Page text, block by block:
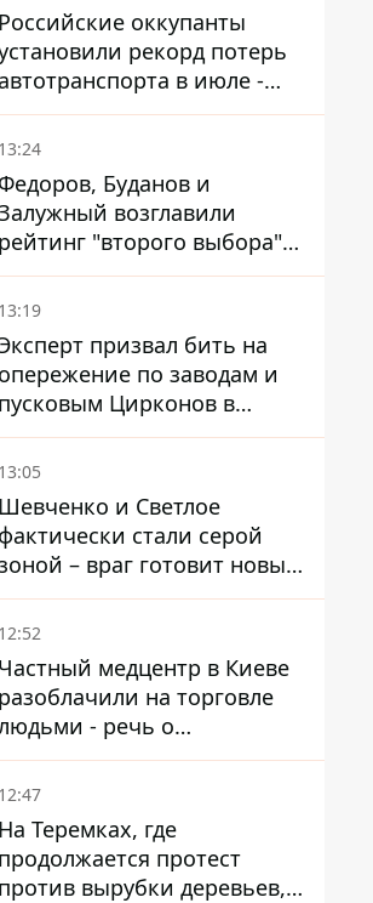
Российские оккупанты
рекорд потерь
в июле -
14 тысяч единиц
13:24
Федоров, Буданов и
возглавили
рейтинг "второго выбора"
- опрос показал
альтернативные симпатии
13:19
призвал бить на
опережение по заводам и
пусковым Цирконов в
13:05
Шевченко и Светлое
фактически стали серой
– враг готовит новые
на Добропольском
направлении
12:52
Частный медцентр в Киеве
разоблачили на торговле
- речь о
материнстве
12:47
На Теремках, где
продолжается протест
против вырубки деревьев,